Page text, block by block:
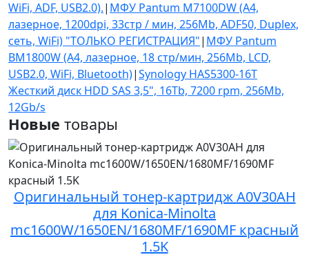
WiFi, ADF, USB2.0).| МФУ Pantum M7100DW (A4,
лазерное, 1200dpi, 33стр / мин, 256Mb, ADF50, Duplex,
сеть, WiFi) "ТОЛЬКО РЕГИСТРАЦИЯ"| МФУ Pantum
BM1800W (А4, лазерное, 18 стр/мин, 256Mb, LCD,
USB2.0, WiFi, Bluetooth)|Synology HAS5300-16T
Жесткий диск HDD SAS 3,5", 16Tb, 7200 rpm, 256Mb,
12Gb/s
Новые товары
Оригинальный тонер-картридж A0V30AH
для Konica-Minolta
mc1600W/1650EN/1680MF/1690MF красный
1.5K